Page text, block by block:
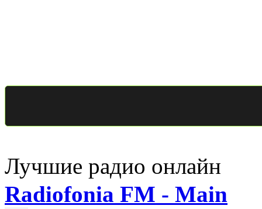
Лучшие радио онлайн
Radiofonia FM - Main